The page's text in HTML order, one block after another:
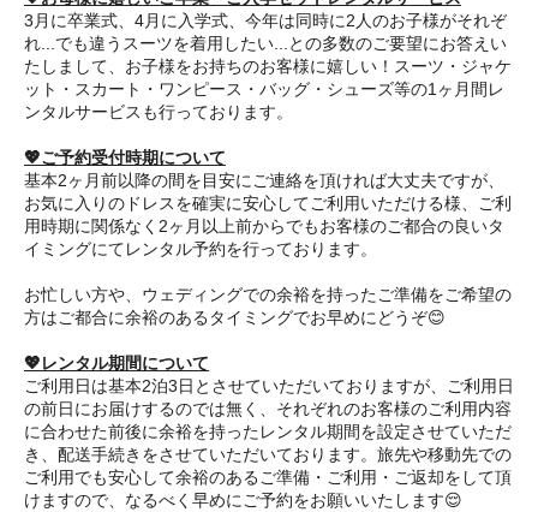
3月に卒業式、4月に入学式、今年は同時に2人のお子様がそれぞ
れ...でも違うスーツを着用したい...との多数のご要望にお答えい
たしまして、お子様をお持ちのお客様に嬉しい！スーツ・ジャケ
ット・スカート・ワンピース・バッグ・シューズ等の1ヶ月間レ
ンタルサービスも行っております。
💖ご予約受付時期について
基本2ヶ月前以降の間を目安にご連絡を頂ければ大丈夫ですが、
お気に入りのドレスを確実に安心してご利用いただける様、ご利
用時期に関係なく2ヶ月以上前からでもお客様のご都合の良いタ
イミングにてレンタル予約を行っております。
お忙しい方や、ウェディングでの余裕を持ったご準備をご希望の
方はご都合に余裕のあるタイミングでお早めにどうぞ😊
💖レンタル期間について
ご利用日は基本2泊3日とさせていただいておりますが、ご利用日
の前日にお届けするのでは無く、それぞれのお客様のご利用内容
に合わせた前後に余裕を持ったレンタル期間を設定させていただ
き、配送手続きをさせていただいております。旅先や移動先での
ご利用でも安心して余裕のあるご準備・ご利用・ご返却をして頂
けますので、なるべく早めにご予約をお願いいたします😌